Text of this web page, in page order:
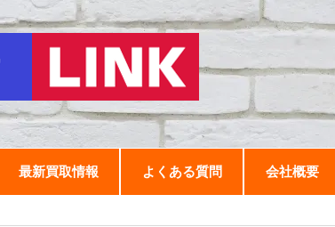
最新買取情報 よくある質問 会社概要